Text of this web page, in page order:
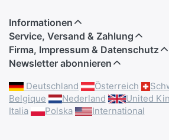
Informationen
Service, Versand & Zahlung
Firma, Impressum & Datenschutz
Newsletter abonnieren
Deutschland Österreich
Belgique
Nederland United
Italia
Polska International